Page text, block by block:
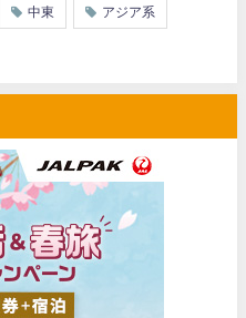
ル・ソウル行き) 最大28,000円OFFク
ソウル行き) 最大20,000円OFFク
クーポン TRIP1
前) 1,000円OFFクーポン
FINAL
サマーSALE) 最大50,000円OFFクー
最大30,000円OFFクーポン
中東 アジア系